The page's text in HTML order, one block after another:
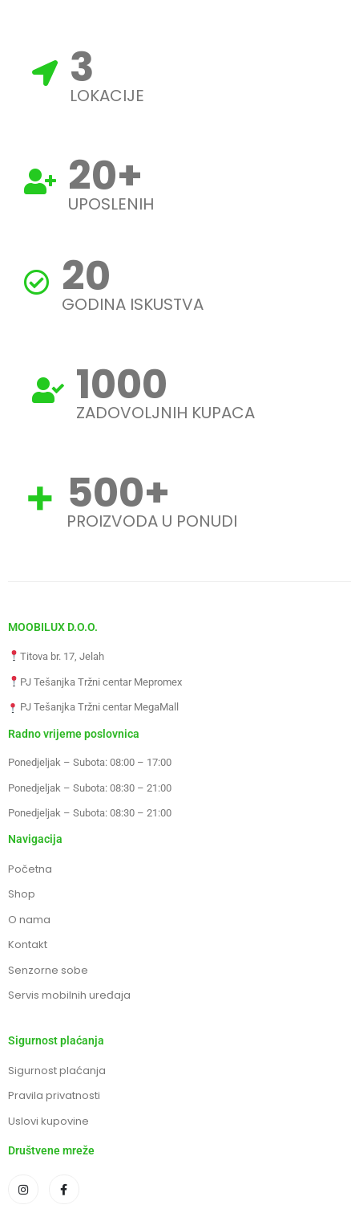
3
LOKACIJE
20+
UPOSLENIH
20
GODINA ISKUSTVA
1000
ZADOVOLJNIH KUPACA
500+
PROIZVODA U PONUDI
MOOBILUX D.O.O.
Titova br. 17, Jelah
PJ Tešanjka Tržni centar Mepromex
PJ Tešanjka Tržni centar MegaMall
Radno vrijeme poslovnica
Ponedjeljak – Subota: 08:00 – 17:00
Ponedjeljak – Subota: 08:30 – 21:00
Ponedjeljak – Subota: 08:30 – 21:00
Navigacija
Početna
Shop
O nama
Kontakt
Senzorne sobe
Servis mobilnih uređaja
Sigurnost plaćanja
Sigurnost plaćanja
Pravila privatnosti
Uslovi kupovine
Društvene mreže